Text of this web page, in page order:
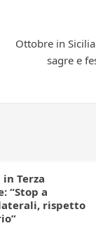
Ottobre in
sagre e
Terza
“Stop a
rispetto